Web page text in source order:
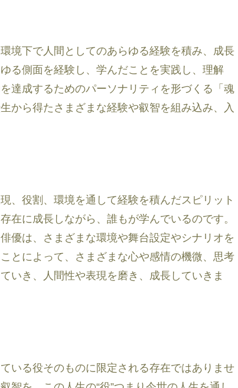
境下で人間としてのあらゆる経験を積み、成長
る側面を経験し、学んだことを実践し、理解
達成するためのパーソナリティを形づくる「魂
から得たさまざまな経験や叡智を組み込み、入
、役割、環境を通して経験を積んだスピリット
在に成長しながら、誰もが学んでいるのです。
優は、さまざまな環境や舞台設定やシナリオを
とによって、さまざまな心や感情の機微、思考
いき、人間性や表現を磨き、成長していきま
いる役そのものに限定される存在ではありませ